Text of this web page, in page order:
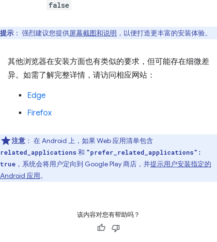
false
提示 ： 强烈建议您提供屏幕截图和说明 ，以便打造更丰富的安装体验。
其他浏览器在安装方面也有类似的要求，但可能存在细微差
异。如需了解完整详情，请访问相应网站：
Edge
Firefox
注意 ： 在 Android 上，如果 Web 应用清单包含
related_applications 和 "prefer_related_applications":
true ，系统会将用户定向到 Google Play 商店，并提示用户安装指定的
Android 应用。
该内容对您有帮助吗？